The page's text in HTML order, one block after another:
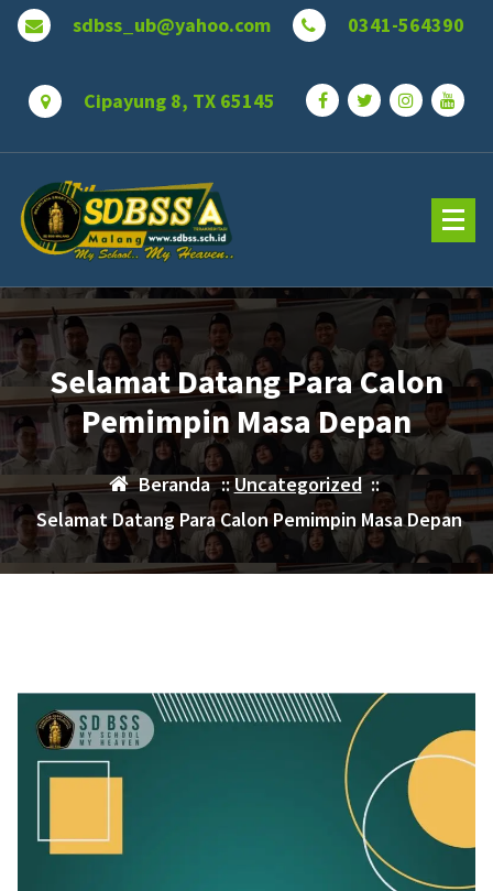
Lewati
sdbss_ub@yahoo.com 0341-564390
Cipayung 8, TX 65145
Selamat Datang Para Calon
Pemimpin Masa Depan
Beranda ::Uncategorized::
Selamat Datang Para Calon Pemimpin Masa Depan